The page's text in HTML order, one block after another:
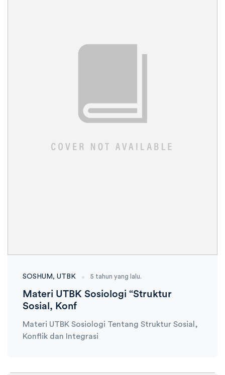
SOSHUM UTBK 5 tahun yang lalu.
Materi UTBK Sosiologi “Struktur
Sosial, Konf
Materi UTBK Sosiologi Tentang Struktur Sosial,
Konflik dan Integrasi